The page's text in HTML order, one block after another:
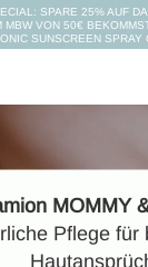
SPARE 25% AUF
VON 50€
SUNSCREEN SPRAY
MOMMY
Pflege für